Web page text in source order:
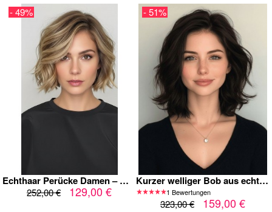
Echthaar Perücke Damen – Maschinengefertigt, Kurzer Welliger Bob, Balayage Blond, Natürliches Volumen, Weich & Realistisch für Alltag & Styling
252,00 € 129,00 €
- 49%
Kurzer welliger Bob aus echtem Menschenhaar –Kappenlos Maschinengefertigte Perücke in natürlichem Dunkelbraun
1 Bewertungen
323,00 € 159,00 €
- 51%